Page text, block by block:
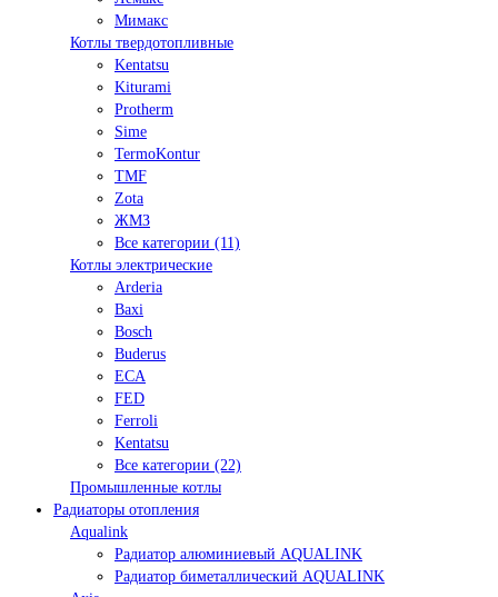
Мимакс
Котлы твердотопливные
Kentatsu
Kiturami
Protherm
Sime
TermoKontur
TMF
Zota
ЖМЗ
Все категории (11)
Котлы электрические
Arderia
Baxi
Bosch
Buderus
ECA
FED
Ferroli
Kentatsu
Все категории (22)
Промышленные котлы
Радиаторы отопления
Aqualink
Радиатор алюминиевый AQUALINK
Радиатор биметаллический AQUALINK